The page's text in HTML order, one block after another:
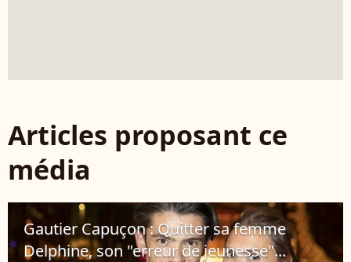
Articles proposant ce
média
Gautier Capuçon : Quitter sa femme
Delphine, son "erreur de jeunesse"...